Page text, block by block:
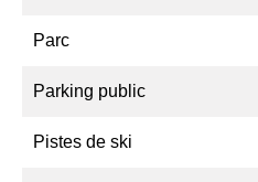
Parc
Parking public
Pistes de ski